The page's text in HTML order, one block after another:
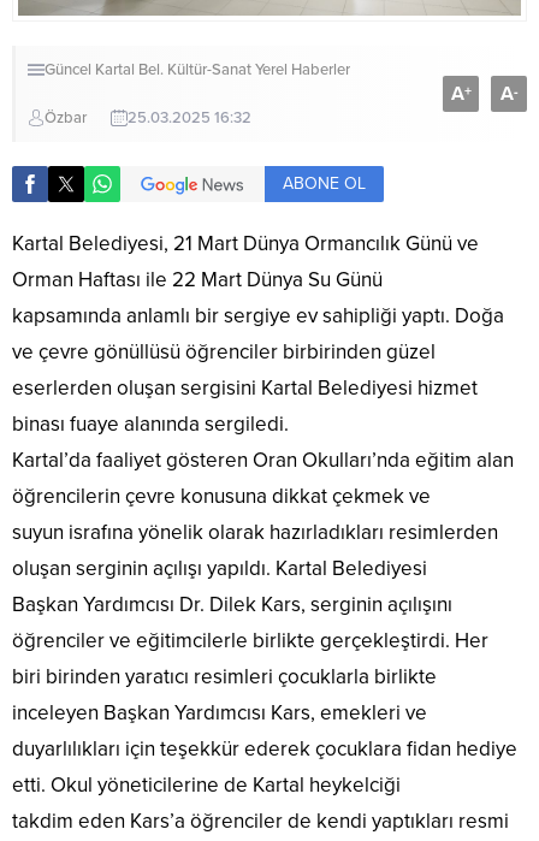
Güncel Kartal Bel. Kültür-SanatYerel Haberler
Özbar 25.03.2025 16:32
A+ A-
ABONE OL
Kartal Belediyesi, 21 Mart Dünya Ormancılık Günü ve
Orman Haftası ile 22 Mart Dünya Su Günü
kapsamında anlamlı bir sergiye ev sahipliği yaptı. Doğa
ve çevre gönüllüsü öğrenciler birbirinden güzel
eserlerden oluşan sergisini Kartal Belediyesi hizmet
binası fuaye alanında sergiledi.
Kartal’da faaliyet gösteren Oran Okulları’nda eğitim alan
öğrencilerin çevre konusuna dikkat çekmek ve
suyun israfına yönelik olarak hazırladıkları resimlerden
oluşan serginin açılışı yapıldı. Kartal Belediyesi
Başkan Yardımcısı Dr. Dilek Kars, serginin açılışını
öğrenciler ve eğitimcilerle birlikte gerçekleştirdi. Her
biri birinden yaratıcı resimleri çocuklarla birlikte
inceleyen Başkan Yardımcısı Kars, emekleri ve
duyarlılıkları için teşekkür ederek çocuklara fidan hediye
etti. Okul yöneticilerine de Kartal heykelciği
takdim eden Kars’a öğrenciler de kendi yaptıkları resmi